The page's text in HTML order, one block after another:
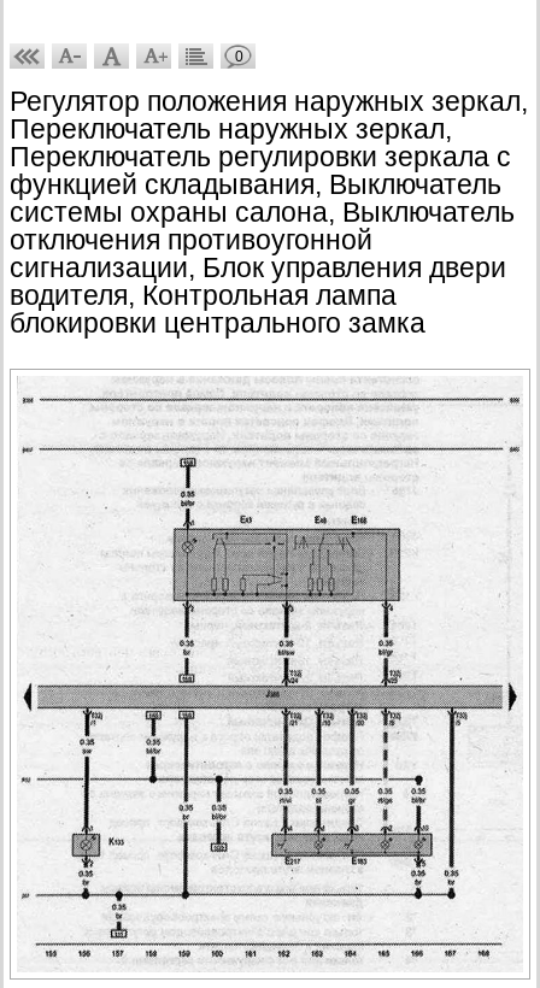
0
Регулятор положения наружных зеркал,
Переключатель наружных зеркал,
Переключатель регулировки зеркала с
функцией складывания, Выключатель
системы охраны салона, Выключатель
отключения противоугонной
сигнализации, Блок управления двери
водителя, Контрольная лампа
блокировки центрального замка